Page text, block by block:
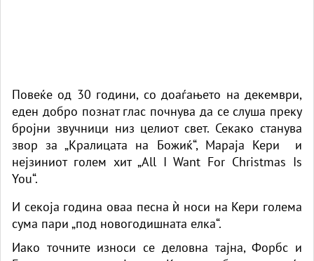
Повеќе од 30 години, со доаѓањето на декември,
еден добро познат глас почнува да се слуша преку
бројни звучници низ целиот свет. Секако станува
звор за „Кралицата на Божиќ“, Мараја Кери и
нејзиниот голем хит „All I Want For Christmas Is
You“.
И секоја година оваа песна ѝ носи на Кери голема
сума пари „под новогодишната елка“.
Иако точните износи се деловна тајна, Форбс и